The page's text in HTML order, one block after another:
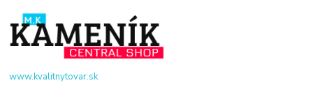
www.kvalitnytovar.sk